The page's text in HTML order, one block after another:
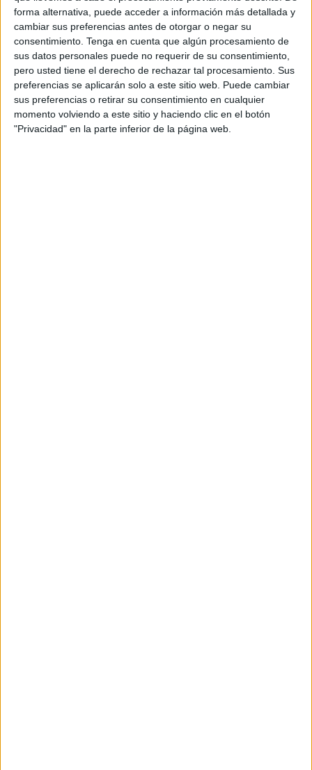
forma alternativa, puede acceder a información más detallada y
cambiar sus preferencias antes de otorgar o negar su
consentimiento. Tenga en cuenta que algún procesamiento de
sus datos personales puede no requerir de su consentimiento,
pero usted tiene el derecho de rechazar tal procesamiento. Sus
preferencias se aplicarán solo a este sitio web. Puede cambiar
sus preferencias o retirar su consentimiento en cualquier
momento volviendo a este sitio y haciendo clic en el botón
"Privacidad" en la parte inferior de la página web.
Les càmeres d'accés al Barri Vell de
Banyoles detecten 200 infraccions en
tres mesos
L’Ajuntament de Banyoles ha detectat que durant els mesos
de juliol a setembre hi ha hagut un nombre important